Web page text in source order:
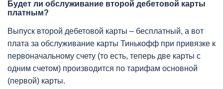
Будет ли обслуживание второй дебетовой карты
платным?
Выпуск второй дебетовой карты – бесплатный, а вот
плата за обслуживание карты Тинькофф при привязке к
первоначальному счету (то есть, теперь две карты с
одним счетом) производится по тарифам основной
(первой) карты.